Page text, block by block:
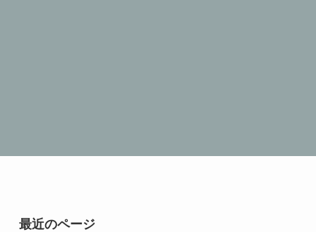
最近のページ